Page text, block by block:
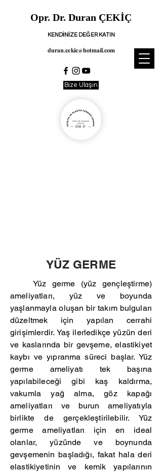
Opr. Dr. Duran ÇEKİÇ
KENDİNİZE DEĞER KATIN
duran.cekic@hotmail.com
Bize Ulaşın
YÜZ GERME
Yüz germe (yüz gençleştirme)
ameliyatları, yüz ve boyunda
yaşlanmayla oluşan bir takım bulguları
düzeltmek için yapılan cerrahi
girişimlerdir. Yaş ilerledikçe yüzün deri
ve kaslarında bir gevşeme, elastikiyet
kaybı ve yıpranma süreci başlar. Yüz
germe ameliyatı tek başına
yapılabileceği gibi kaş kaldırma,
vakumla yağ alma, göz kapağı
ameliyatları ve burun ameliyatıyla
birlikte de gerçekleştirilebilir. Yüz
germe ameliyatları için en ideal
olanlar, yüzünde ve boynunda
gevşemenin başladığı, fakat hala deri
elastikiyetinin ve kemik yapılarının